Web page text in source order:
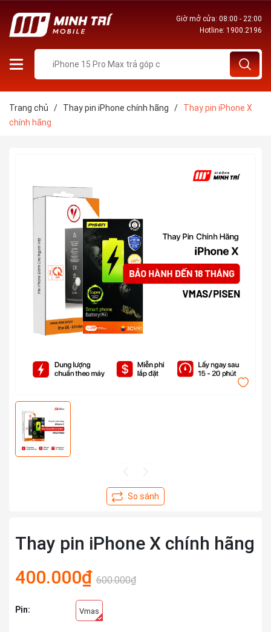
Giờ mở cửa: 08:00 - 22:00
Hotline: 1900.2196
Trang chủ / Thay pin iPhone chính hãng /
Thay pin iPhone X
chính hãng
Thay pin iPhone X chính hãng
400.000₫ 600.000₫
Pin: Vmas